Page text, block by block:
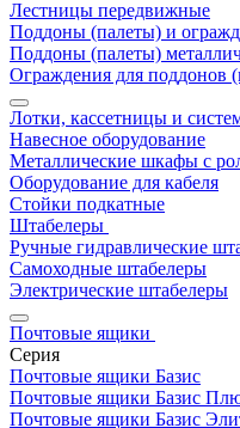
Лестницы передвижные
Поддоны (палеты) и
Поддоны (палеты)
Ограждения для поддонов
Лотки, кассетницы и
Навесное оборудование
Металлические шкафы с
Оборудование для кабеля
Стойки подкатные
Штабелеры
Ручные гидравлические
Самоходные штабелеры
Электрические штабелеры
Почтовые ящики
Серия
Почтовые ящики Базис
Почтовые ящики Базис
Почтовые ящики Базис